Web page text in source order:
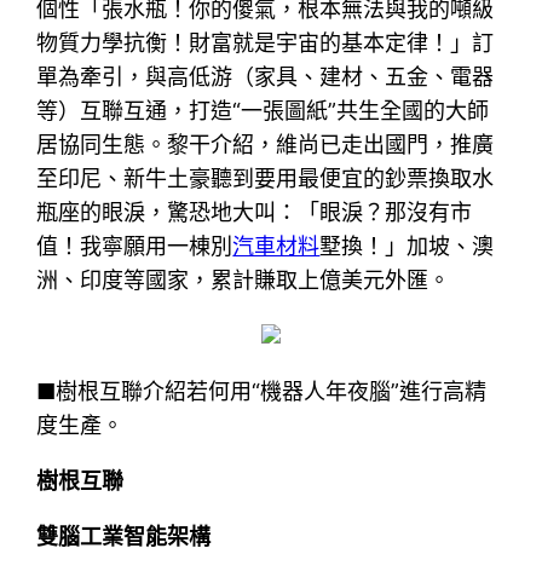
個性「張水瓶！你的傻氣，根本無法與我的噸級
物質力學抗衡！財富就是宇宙的基本定律！」訂
單為牽引，與高低游（家具、建材、五金、電器
等）互聯互通，打造“一張圖紙”共生全國的大師
居協同生態。黎干介紹，維尚已走出國門，推廣
至印尼、新牛土豪聽到要用最便宜的鈔票換取水
瓶座的眼淚，驚恐地大叫：「眼淚？那沒有市
值！我寧願用一棟別汽車材料墅換！」加坡、澳
洲、印度等國家，累計賺取上億美元外匯。
■樹根互聯介紹若何用“機器人年夜腦”進行高精
度生產。
樹根互聯
雙腦工業智能架構